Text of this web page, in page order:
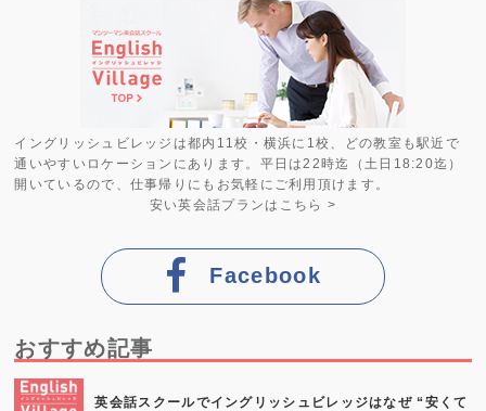
イングリッシュビレッジは都内11校・横浜に1校、どの教室も駅近で
通いやすいロケーションにあります。平日は22時迄（土日18:20迄）
開いているので、仕事帰りにもお気軽にご利用頂けます。
安い英会話プラン はこちら >
Facebook
おすすめ記事
英会話スクールでイングリッシュビレッジはなぜ “安くて